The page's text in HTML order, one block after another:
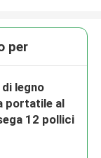
per
legno
portatile al
12 pollici